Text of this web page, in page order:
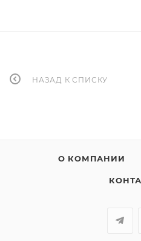
НАЗАД К СПИСКУ
О КОМПАНИИ